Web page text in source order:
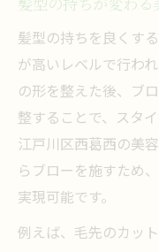
髪型の持ちを良くす
が高いレベルで行わ
の形を整えた後、ブ
整することで、スタ
江戸川区西葛西の美
らブローを施すため
実現可能です。
例えば、毛先のカッ